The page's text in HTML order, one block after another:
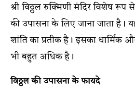
श्री विठ्ठल रुक्मिणी मंदिर विशेष रूप
की उपासना के लिए जाना जाता है।
शांति का प्रतीक है। इसका धार्मिक
भी बहुत अधिक है।
विठ्ठल की उपासना के फायदे